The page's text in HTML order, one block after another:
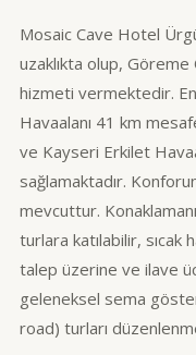
Mosaic Cave Hotel
uzaklıkta olup, Göreme
hizmeti vermektedir. En
Havaalanı 41 km
ve Kayseri Erkilet
sağlamaktadır.
mevcuttur.
turlara katılabilir, sıcak
talep üzerine ve ilave
geleneksel sema
road) turları